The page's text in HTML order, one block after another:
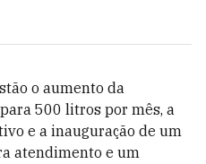
o aumento da
500 litros por mês, a
e a inauguração de um
atendimento e um